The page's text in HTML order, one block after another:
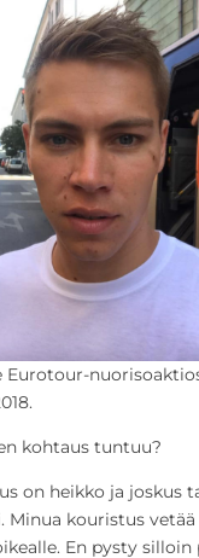
Eurotour-
kohtaus tuntuu?
on heikko ja joskus
Minua kouristus vetää
En pysty silloin